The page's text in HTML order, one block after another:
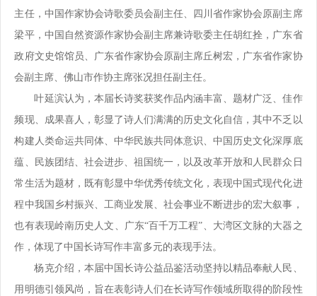
主任，中国作家协会诗歌委员会副主任、四川省作家协会原副主席
梁平，中国自然资源作家协会副主席兼诗歌委主任胡红拴，广东省
政府文史馆馆员、广东省作家协会原副主席丘树宏，广东省作家协
会副主席、佛山市作协主席张况担任副主任。
叶延滨认为，本届长诗奖获奖作品内涵丰富、题材广泛、佳作
频现、成果喜人，彰显了诗人们满满的历史文化自信，其中不乏以
构建人类命运共同体、中华民族共同体意识、中国历史文化深厚底
蕴、民族团结、社会进步、祖国统一，以及改革开放和人民群众日
常生活为题材，既有彰显中华优秀传统文化，表现中国式现代化进
程中我国乡村振兴、工商业发展、社会事业不断进步的宏大叙事，
也有表现岭南历史人文、广东“百千万工程”、大湾区文脉的大器之
作，体现了中国长诗写作丰富多元的表现手法。
杨克介绍，本届中国长诗公益品鉴活动坚持以精品奉献人民、
用明德引领风尚，旨在表彰诗人们在长诗写作领域所取得的阶段性